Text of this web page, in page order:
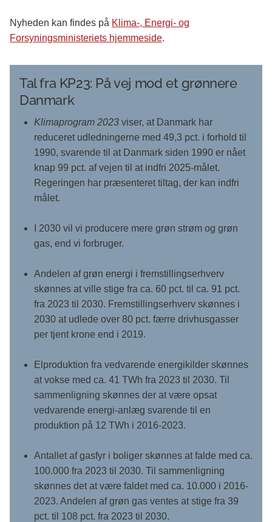
Nyheden kan findes på Klima-, Energi- og
Forsyningsministeriets hjemmeside.
Tal fra KP23: På vej mod et grønnere
Danmark
Klimaprogram 2023 viser, at Danmark har
reduceret udledningerne med 49,3 pct. i forhold til
1990, svarende til at Danmark siden 1990 er nået
knap 99 pct. af vejen til at indfri 2025-målet.
Regeringen har præsenteret tiltag, der kan indfri
målet.
I 2030 vil vi producere mere grøn strøm og grøn
gas, end vi forbruger.
Andelen af grøn energi i fremstillingserhverv
skønnes at ville stige fra ca. 60 pct. til ca. 91 pct.
fra 2023 til 2030. Fremstillingserhverv skønnes i
2030 at udlede over 80 pct. færre drivhusgasser
per tjent krone end i 2019.
Elproduktion fra vedvarende energikilder skønnes
at vokse med ca. 41 TWh fra 2023 til 2030. Til
sammenligning skønnes der at være opsat
vedvarende energi-anlæg svarende til en
produktion på 12 TWh i 2016-2023.
Antallet af gasfyr i boliger skønnes at falde med ca.
100.000 fra 2023 til 2030. Til sammenligning
skønnes det at være faldet med ca. 10.000 i 2016-
2023. Andelen af grøn gas ventes at stige fra 39
pct. til 108 pct. fra 2023 til 2030.